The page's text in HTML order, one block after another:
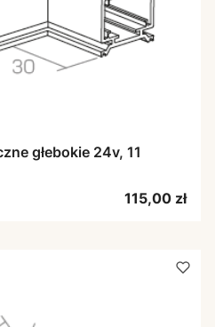
głebokie 24v, 11
Cena
115,00 zł